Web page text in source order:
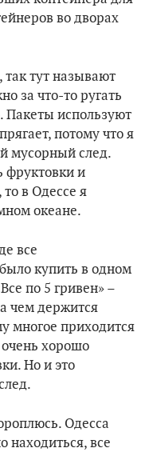
во дворах
так тут называют
за что-то ругать
Пакеты используют
потому что я
мусорный след.
фруктовки и
в Одессе я
океане.
все
купить в одном
по 5 гривен» –
чем держится
многое приходится
очень хорошо
Но и это
Одесса
находиться, все